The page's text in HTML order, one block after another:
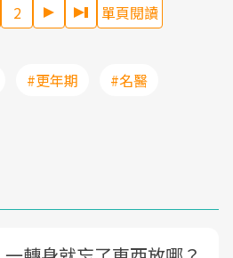
2 單頁閱讀
#更年期
#名醫